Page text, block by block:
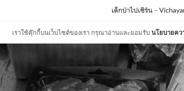
เราใช้คุ๊กกี้บนเว็บไซต์ของเรา กรุณาอ่านและยอมรับนโยบายคว
เด็กบ้าไปเซิร์น –